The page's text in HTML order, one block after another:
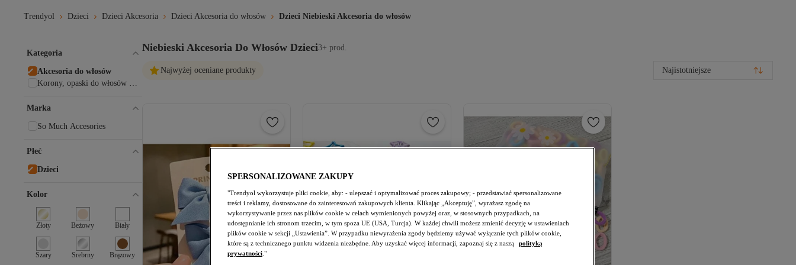
Trendyol Dzieci Dzieci Akcesoria Dzieci Akcesoria do włosów Dzieci Niebieski Akcesoria do włosów
Niebieski Akcesoria Do Włosów Dzieci3+ prod.
Najwyżej oceniane produkty Najistotniejsze
Kategoria
Akcesoria do włosów
Korony, opaski do włosów i
Marka
So Much Accesories
Płeć
Dzieci
Kolor
Złoty Beżowy Biały
Szary Srebrny Brązowy
SPERSONALIZOWANE ZAKUPY
"Trendyol wykorzystuje pliki cookie, aby: - ulepszać i optymalizować proces zakupowy; - przedstawiać spersonalizowane
treści i reklamy, dostosowane do zainteresowań zakupowych klienta. Klikając „Akceptuję”, wyrażasz zgodę na
wykorzystywanie przez nas plików cookie w celach wymienionych powyżej oraz, w stosownych przypadkach, na
udostępnianie ich stronom trzecim, w tym spoza UE (USA, Turcja). W każdej chwili możesz zmienić decyzję w ustawieniach
plików cookie w sekcji „Ustawienia”. W przypadku niewyrażenia zgody będziemy używać wyłącznie tych plików cookie,
które są z technicznego punktu widzenia niezbędne. Aby uzyskać więcej informacji, zapoznaj się z naszą
polityką
prywatności ."